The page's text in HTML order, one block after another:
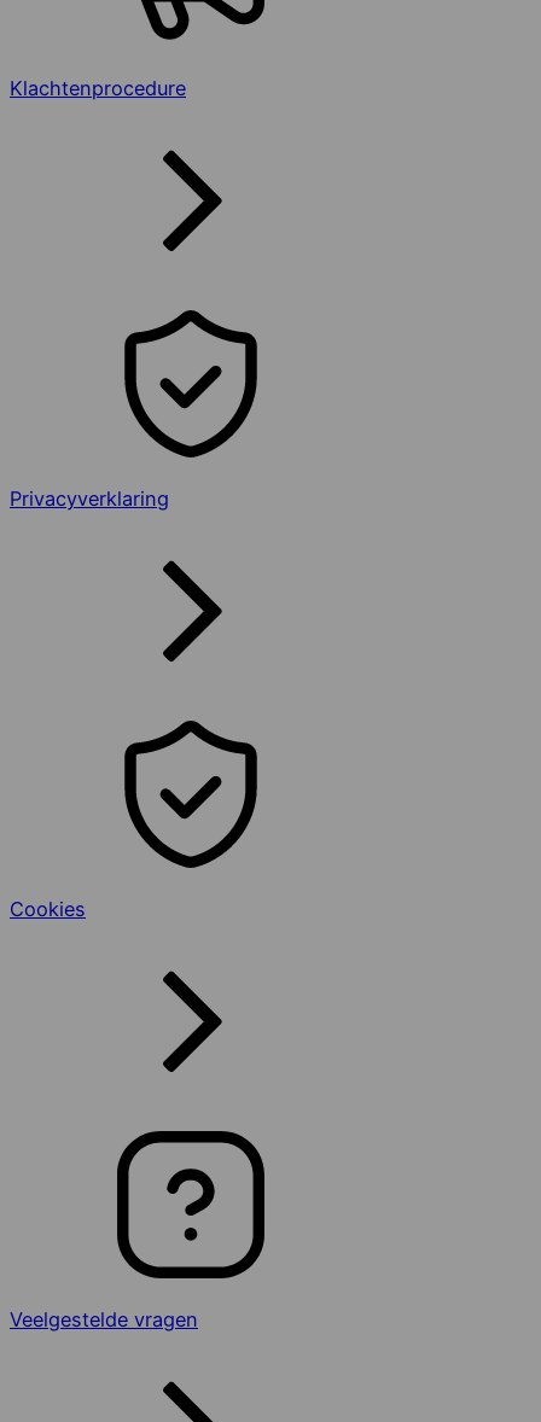
Klachtenprocedure
Privacyverklaring
Cookies
Veelgestelde vragen